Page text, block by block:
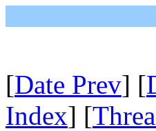
[Date Prev] [
Index] [